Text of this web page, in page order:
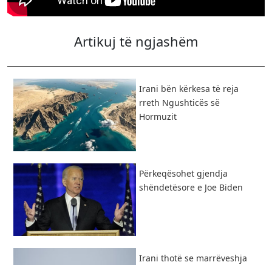
Artikuj të ngjashëm
​Irani bën kërkesa të reja
rreth Ngushticës së
Hormuzit
Përkeqësohet gjendja
shëndetësore e Joe Biden
Irani thotë se marrëveshja